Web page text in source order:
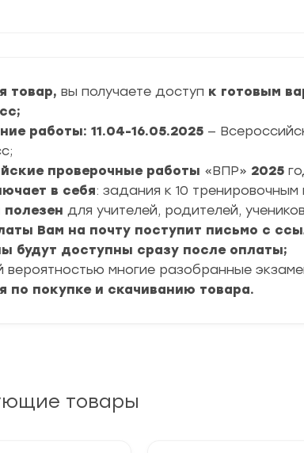
товар, вы получаете доступ к готовым
работы: 11.04-16.05.2025 —
проверочные работы «ВПР» 2025
в себя: задания к 10
для учителей, родителей,
Вам на почту поступит письмо с
будут доступны сразу после оплаты;
вероятностью многие разобранные
по покупке и скачиванию товара.
товары